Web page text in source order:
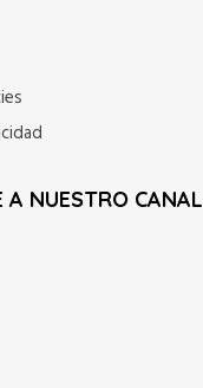
A NUESTRO CANAL